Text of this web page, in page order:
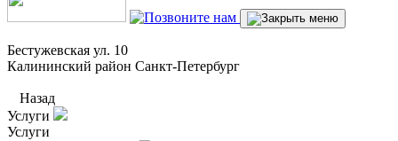
Бестужевская ул. 10
Калининский район Санкт-Петербург
Назад
Услуги
Услуги